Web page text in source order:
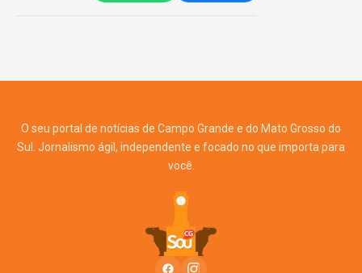
O seu portal de notícias de Campo Grande e do Mato Grosso do
Sul. Jornalismo ágil, independente e focado no que importa para
você.